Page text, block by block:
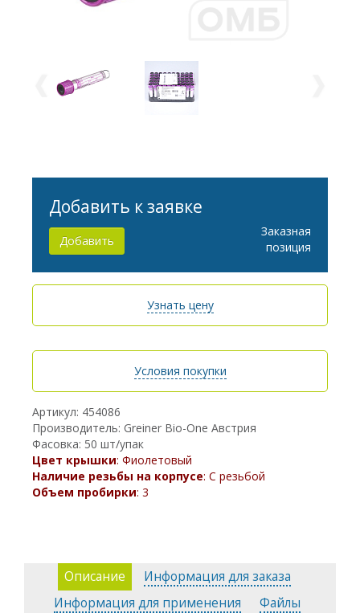
Артикул: 454086
Производитель: Greiner Bio-One Австрия
Фасовка: 50 шт/упак
Цвет крышки: Фиолетовый
Наличие резьбы на корпусе: С резьбой
Объем пробирки: 3
Добавить к заявке
Добавить
Заказная
позиция
Узнать цену
Условия покупки
Описание
Информация для заказа
Информация для применения
Файлы